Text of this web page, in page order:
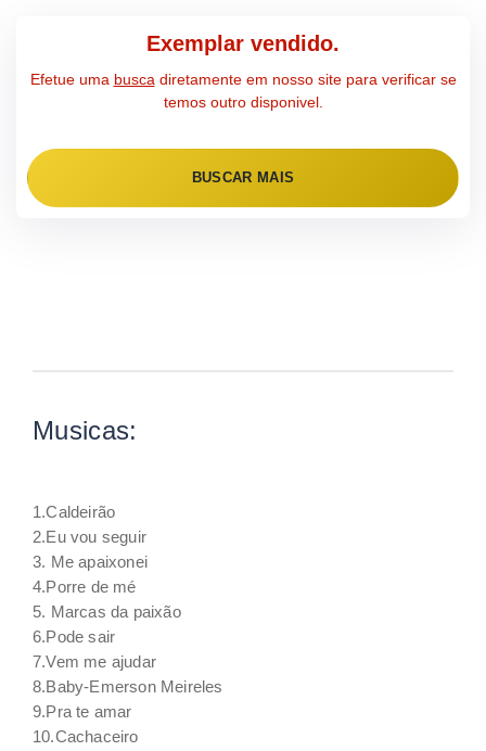
Exemplar vendido.
Efetue uma buscadiretamente em nosso site para verificar se
temos outro disponivel.
BUSCAR MAIS
Musicas:
1.Caldeirão
2.Eu vou seguir
3. Me apaixonei
4.Porre de mé
5. Marcas da paixão
6.Pode sair
7.Vem me ajudar
8.Baby-Emerson Meireles
9.Pra te amar
10.Cachaceiro